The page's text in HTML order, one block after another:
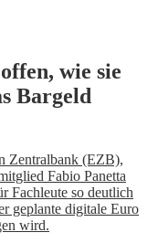
wie sie
Bargeld
Zentralbank (EZB),
Fabio Panetta
Fachleute so deutlich
geplante digitale Euro
wird.